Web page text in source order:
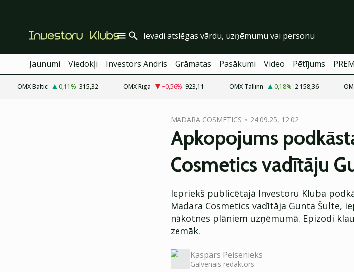
Jaunumi Viedokļi Investors Andris Grāmatas Pasākumi Video Pētījums
OMX Baltic 0,11% 315,32 OMX Riga −0,56% 923,11 OMX Tallinn 0,18% 2 158,36
MADARA COSMETICS 24.09.25, 12:02
Apkopojums
Cosmetics vadītāju
Iepriekš publicētajā Investoru Kluba
Madara Cosmetics vadītāja Gunta Šulte,
nākotnes plāniem uzņēmumā. Epizodi
zemāk.
Kaspars Peisenieks
Galvenais redaktors